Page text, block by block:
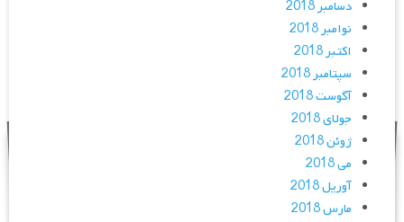
دسامبر 2018
نوامبر 2018
اکتبر 2018
سپتامبر 2018
آگوست 2018
جولای 2018
ژوئن 2018
می 2018
آوریل 2018
مارس 2018